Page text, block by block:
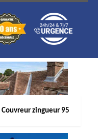
Couvreur zingueur 95